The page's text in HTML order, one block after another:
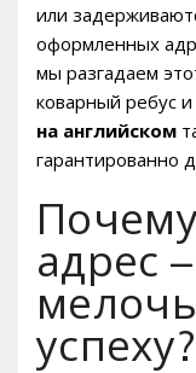
или
оформленных
мы разгадаем
коварный ребус и
на английском
гарантированно
адрес
успеху?